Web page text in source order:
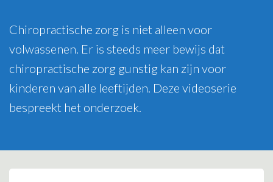
Chiropractische zorg is niet alleen voor
volwassenen. Er is steeds meer bewijs dat
chiropractische zorg gunstig kan zijn voor
kinderen van alle leeftijden. Deze videoserie
bespreekt het onderzoek.